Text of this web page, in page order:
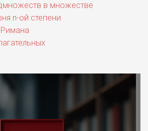
в множестве
n-ой степени